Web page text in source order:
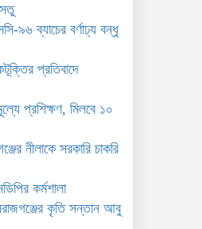
নীলাকে সরকারি
কর্মশালা
কৃতি সন্তান
জাতীয়
জোরদার
শিক্ষা, ভূমি ও
পরিদর্শন জেলা
৯৬ ব্যাচের বর্ণাঢ্য বন্ধু
প্রতিবাদে
প্রশিক্ষণ, মিলবে ১০
নীলাকে সরকারি চাকরি
কর্মশালা
কৃতি সন্তান আবু